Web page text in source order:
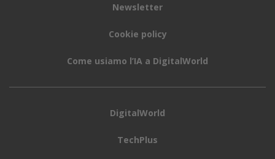
Newsletter
Cookie policy
Come usiamo l’IA a DigitalWorld
DigitalWorld
TechPlus